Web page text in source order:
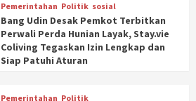
Pemerintahan Politik sosial
Bang Udin Desak Pemkot Terbitkan
Perwali Perda Hunian Layak, Stay.vie
Coliving Tegaskan Izin Lengkap dan
Siap Patuhi Aturan
Pemerintahan Politik